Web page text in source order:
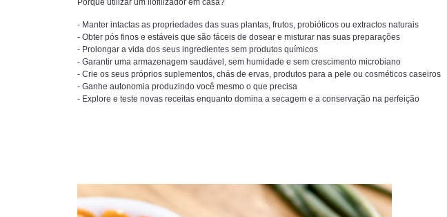
Porquê utilizar um liofilizador em casa?
- Manter intactas as propriedades das suas plantas, frutos, probióticos ou extractos naturais
- Obter pós finos e estáveis que são fáceis de dosear e misturar nas suas preparações
- Prolongar a vida dos seus ingredientes sem produtos químicos
- Garantir uma armazenagem saudável, sem humidade e sem crescimento microbiano
- Crie os seus próprios suplementos, chás de ervas, produtos para a pele ou cosméticos caseiros
- Ganhe autonomia produzindo você mesmo o que precisa
- Explore e teste novas receitas enquanto domina a secagem e a conservação na perfeição